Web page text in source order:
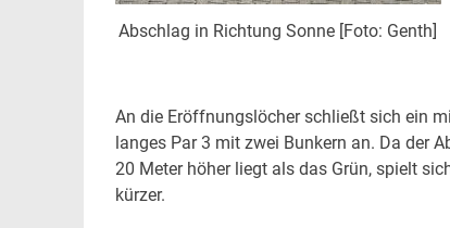
Abschlag in Richtung Sonne [Foto: Genth]
An die Eröffnungslöcher schließt sich ein
langes Par 3 mit zwei Bunkern an. Da der
20 Meter höher liegt als das Grün, spielt
kürzer.